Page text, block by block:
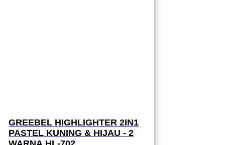
GREEBEL HIGHLIGHTER 2IN1
PASTEL KUNING & HIJAU - 2